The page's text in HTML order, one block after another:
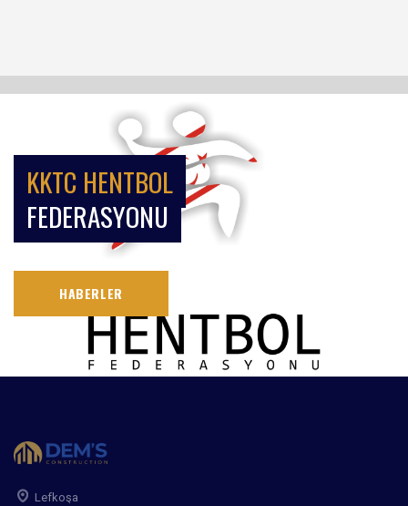
KKTC HENTBOL
FEDERASYONU
HABERLER
Lefkoşa